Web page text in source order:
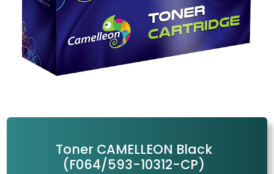
Toner CAMELLEON Black
(F064/593-10312-CP)